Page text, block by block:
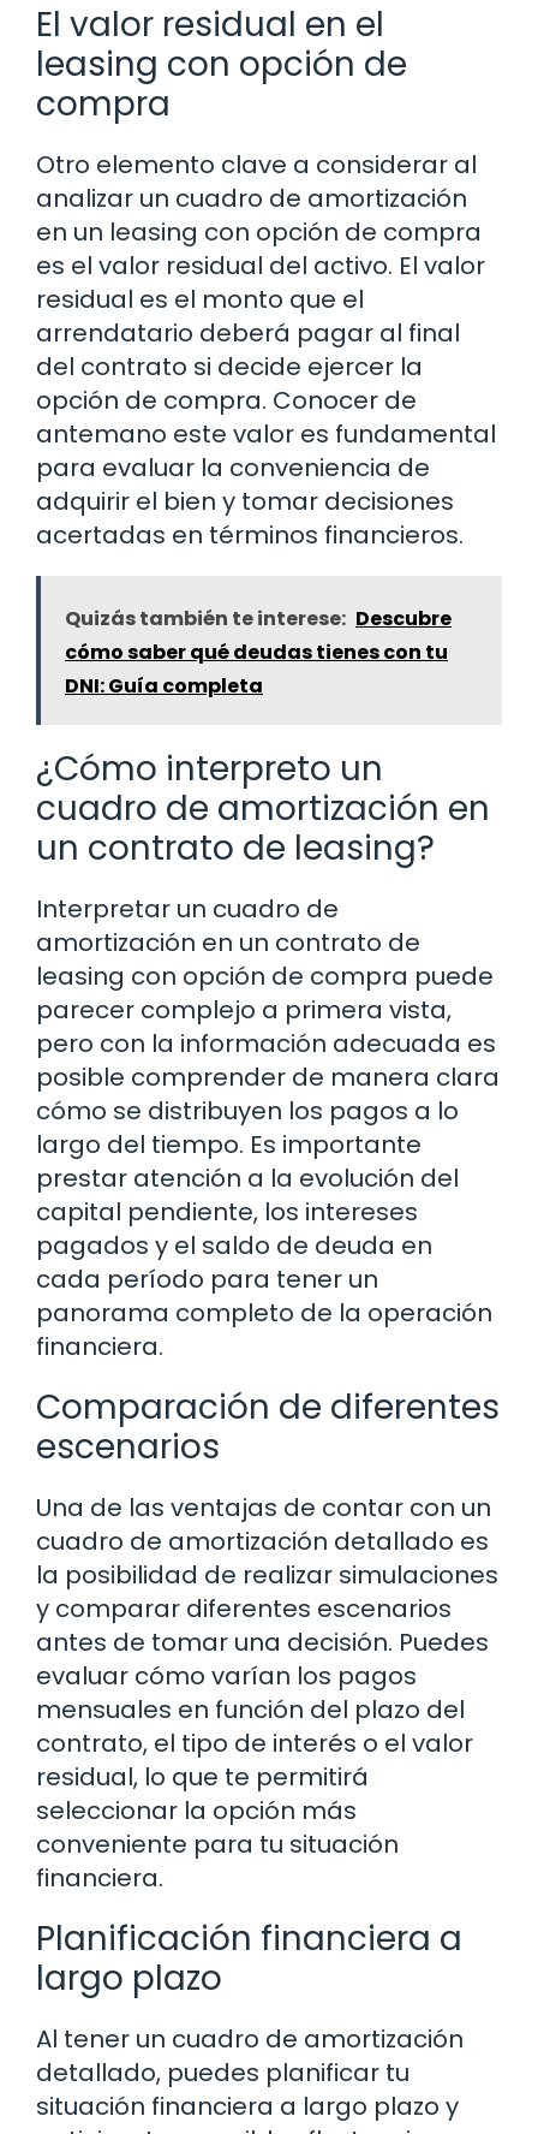
El valor residual en el
leasing con opción de
compra
Otro elemento clave a considerar al
analizar un cuadro de amortización
en un leasing con opción de compra
es el valor residual del activo. El valor
residual es el monto que el
arrendatario deberá pagar al final
del contrato si decide ejercer la
opción de compra. Conocer de
antemano este valor es fundamental
para evaluar la conveniencia de
adquirir el bien y tomar decisiones
acertadas en términos financieros.
Quizás también te interese: Descubre
cómo saber qué deudas tienes con tu
DNI: Guía completa
¿Cómo interpreto un
cuadro de amortización en
un contrato de leasing?
Interpretar un cuadro de
amortización en un contrato de
leasing con opción de compra puede
parecer complejo a primera vista,
pero con la información adecuada es
posible comprender de manera clara
cómo se distribuyen los pagos a lo
largo del tiempo. Es importante
prestar atención a la evolución del
capital pendiente, los intereses
pagados y el saldo de deuda en
cada período para tener un
panorama completo de la operación
financiera.
Comparación de diferentes
escenarios
Una de las ventajas de contar con un
cuadro de amortización detallado es
la posibilidad de realizar simulaciones
y comparar diferentes escenarios
antes de tomar una decisión. Puedes
evaluar cómo varían los pagos
mensuales en función del plazo del
contrato, el tipo de interés o el valor
residual, lo que te permitirá
seleccionar la opción más
conveniente para tu situación
financiera.
Planificación financiera a
largo plazo
Al tener un cuadro de amortización
detallado, puedes planificar tu
situación financiera a largo plazo y